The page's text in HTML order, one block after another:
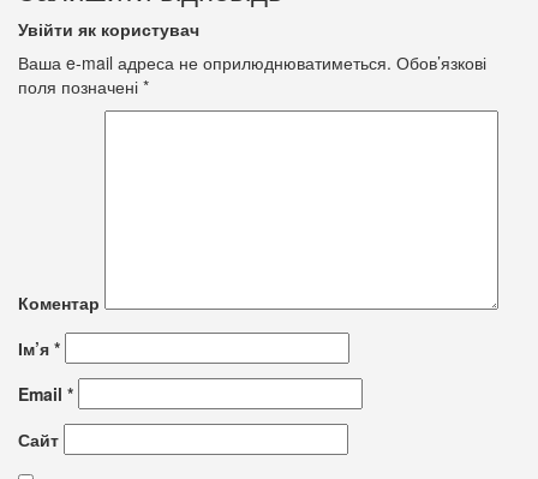
Увійти як користувач
Ваша e-mail адреса не оприлюднюватиметься. Обов’язкові
поля позначені *
Коментар
Ім’я *
Email *
Сайт